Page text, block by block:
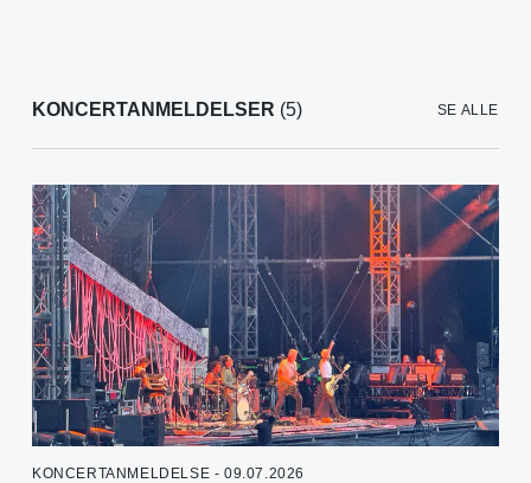
KONCERTANMELDELSER (5) SE ALLE
KONCERTANMELDELSE - 09.07.2026